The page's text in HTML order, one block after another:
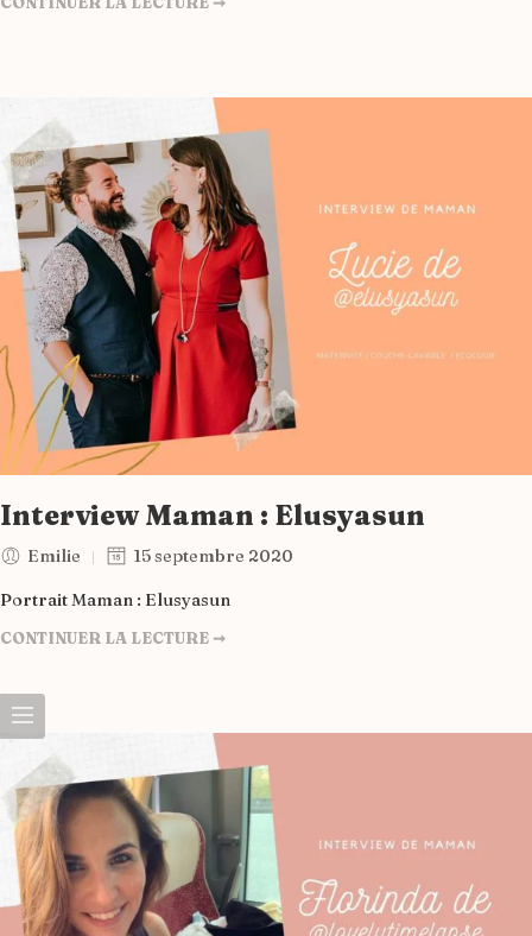
Interview Maman : Elusyasun
Emilie 15 septembre 2020
Portrait Maman : Elusyasun
CONTINUER LA LECTURE ➞